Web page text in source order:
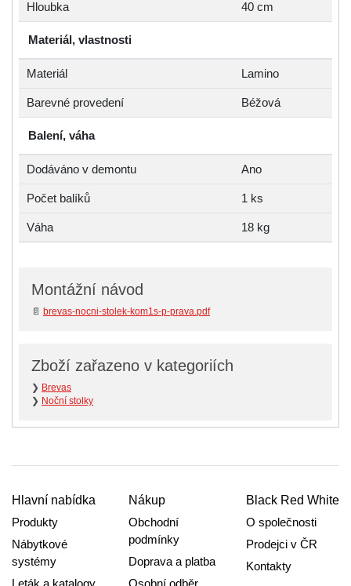
Hloubka 40 cm
Materiál, vlastnosti
Materiál Lamino
Barevné provedení Béžová
Balení, váha
Dodáváno v demontu Ano
Počet balíků 1 ks
Váha 18 kg
Montážní návod
📄 brevas-nocni-stolek-kom1s-p-prava.pdf
Zboží zařazeno v kategoriích
❯ Brevas
❯ Noční stolky
Hlavní nabídka
Produkty
Nábytkové
systémy
Nákup
Obchodní
podmínky
Doprava a platba
Black Red White
O společnosti
Prodejci v ČR
Kontakty